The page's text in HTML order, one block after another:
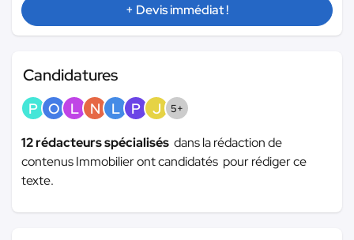
+ Devis immédiat !
Candidatures
P O L N L P J 5+
12 rédacteurs spécialisés dans la rédaction de
contenus Immobilier ont candidatés pour rédiger ce
texte.